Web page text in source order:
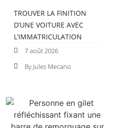
TROUVER LA FINITION
D’UNE VOITURE AVEC
L’IMMATRICULATION
7 août 2026
By Jules Mecano